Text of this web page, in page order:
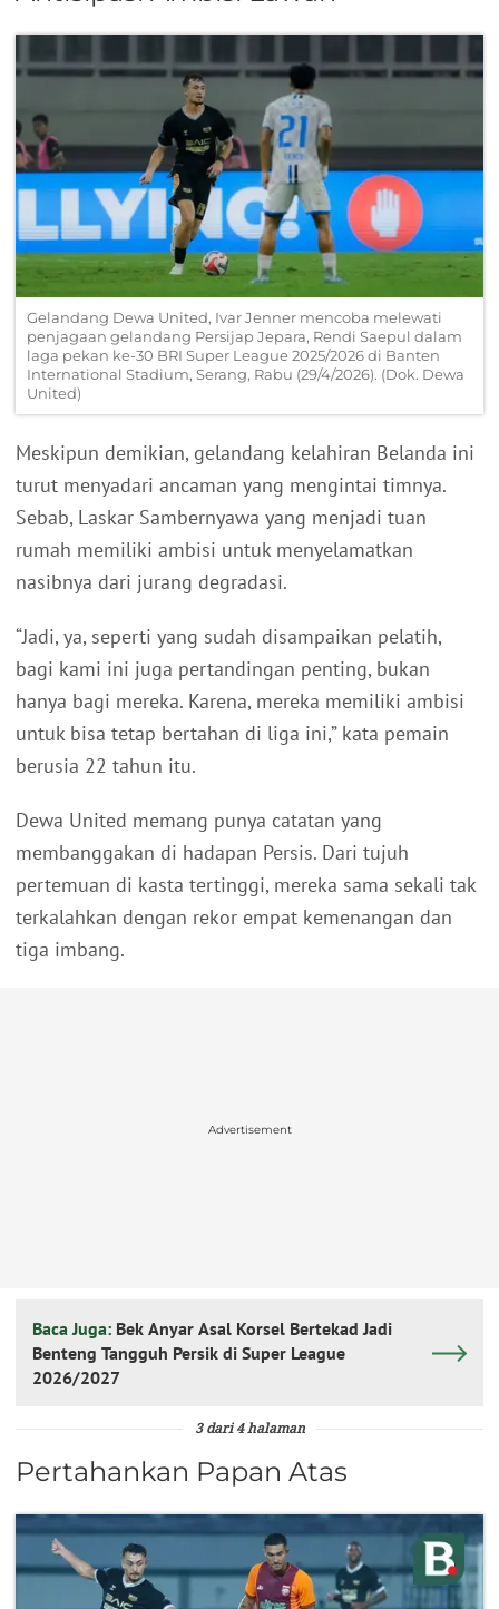
Gelandang Dewa United, Ivar Jenner mencoba melewati
penjagaan gelandang Persijap Jepara, Rendi Saepul dalam
laga pekan ke-30 BRI Super League 2025/2026 di Banten
International Stadium, Serang, Rabu (29/4/2026). (Dok. Dewa
United)
Meskipun demikian, gelandang kelahiran Belanda ini
turut menyadari ancaman yang mengintai timnya.
Sebab, Laskar Sambernyawa yang menjadi tuan
rumah memiliki ambisi untuk menyelamatkan
nasibnya dari jurang degradasi.
“Jadi, ya, seperti yang sudah disampaikan pelatih,
bagi kami ini juga pertandingan penting, bukan
hanya bagi mereka. Karena, mereka memiliki ambisi
untuk bisa tetap bertahan di liga ini,” kata pemain
berusia 22 tahun itu.
Dewa United memang punya catatan yang
membanggakan di hadapan Persis. Dari tujuh
pertemuan di kasta tertinggi, mereka sama sekali tak
terkalahkan dengan rekor empat kemenangan dan
tiga imbang.
Advertisement
Baca Juga: Bek Anyar Asal Korsel Bertekad Jadi
Benteng Tangguh Persik di Super League
2026/2027
3 dari 4 halaman
Pertahankan Papan Atas